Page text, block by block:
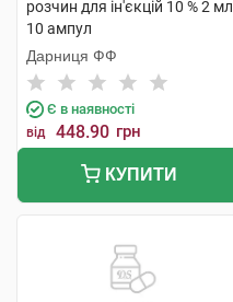
розчин для ін'єкцій 10 % 2 мл
10 ампул
Дарниця ФФ
Є в наявності
від 448.90 грн
КУПИТИ